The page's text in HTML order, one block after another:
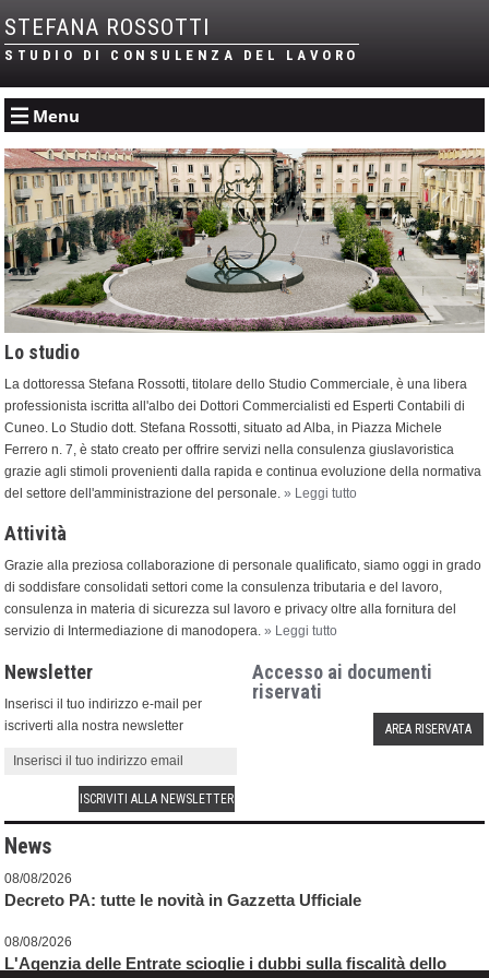
STEFANA ROSSOTTI
STUDIO DI CONSULENZA DEL LAVORO
Menu
Lo studio
La dottoressa Stefana Rossotti, titolare dello Studio Commerciale, è una libera
professionista iscritta all'albo dei Dottori Commercialisti ed Esperti Contabili di
Cuneo. Lo Studio dott. Stefana Rossotti, situato ad Alba, in Piazza Michele
Ferrero n. 7, è stato creato per offrire servizi nella consulenza giuslavoristica
grazie agli stimoli provenienti dalla rapida e continua evoluzione della normativa
del settore dell'amministrazione del personale.» Leggi tutto
Attività
Grazie alla preziosa collaborazione di personale qualificato, siamo oggi in grado
di soddisfare consolidati settori come la consulenza tributaria e del lavoro,
consulenza in materia di sicurezza sul lavoro e privacy oltre alla fornitura del
servizio di Intermediazione di manodopera.» Leggi tutto
Newsletter
Inserisci il tuo indirizzo e-mail per
iscriverti alla nostra newsletter
Accesso ai documenti
riservati
AREA RISERVATA
News
08/08/2026
Decreto PA: tutte le novità in Gazzetta Ufficiale
08/08/2026
L'Agenzia delle Entrate scioglie i dubbi sulla fiscalità dello